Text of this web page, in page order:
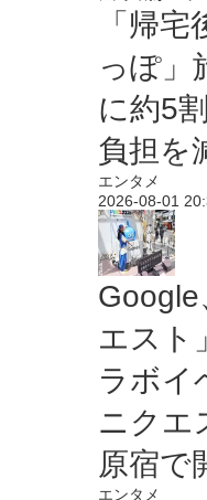
「帰
っぽ」
に約5
負担を
エンタメ
2026-08-01
Google
エスト
ラボイ
ニクエ
原宿で
エンタメ